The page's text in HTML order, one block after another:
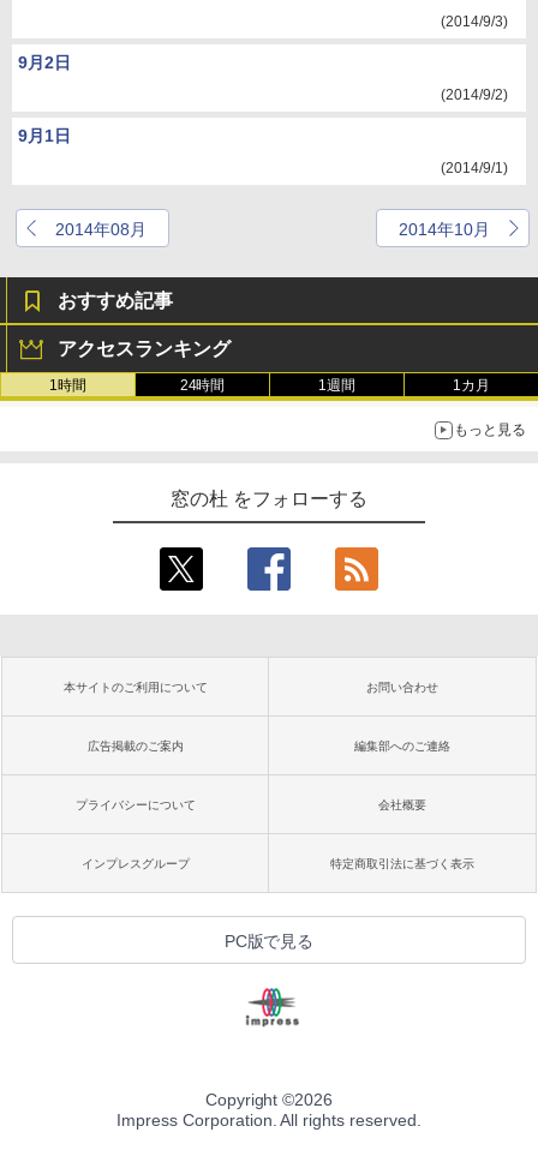
(2014/9/3)
9月2日
(2014/9/2)
9月1日
(2014/9/1)
2014年08月 2014年10月
おすすめ記事
アクセスランキング
1時間 24時間 1週間 1カ月
もっと見る
窓の杜 をフォローする
本サイトのご利用について お問い合わせ
広告掲載のご案内 編集部へのご連絡
プライバシーについて 会社概要
インプレスグループ 特定商取引法に基づく表示
PC版で見る
Copyright ©2026
Impress Corporation. All rights reserved.